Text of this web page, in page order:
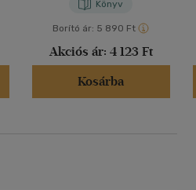
Könyv
Borító ár: 5 890 Ft
Akciós ár: 4 123 Ft
Kosárba